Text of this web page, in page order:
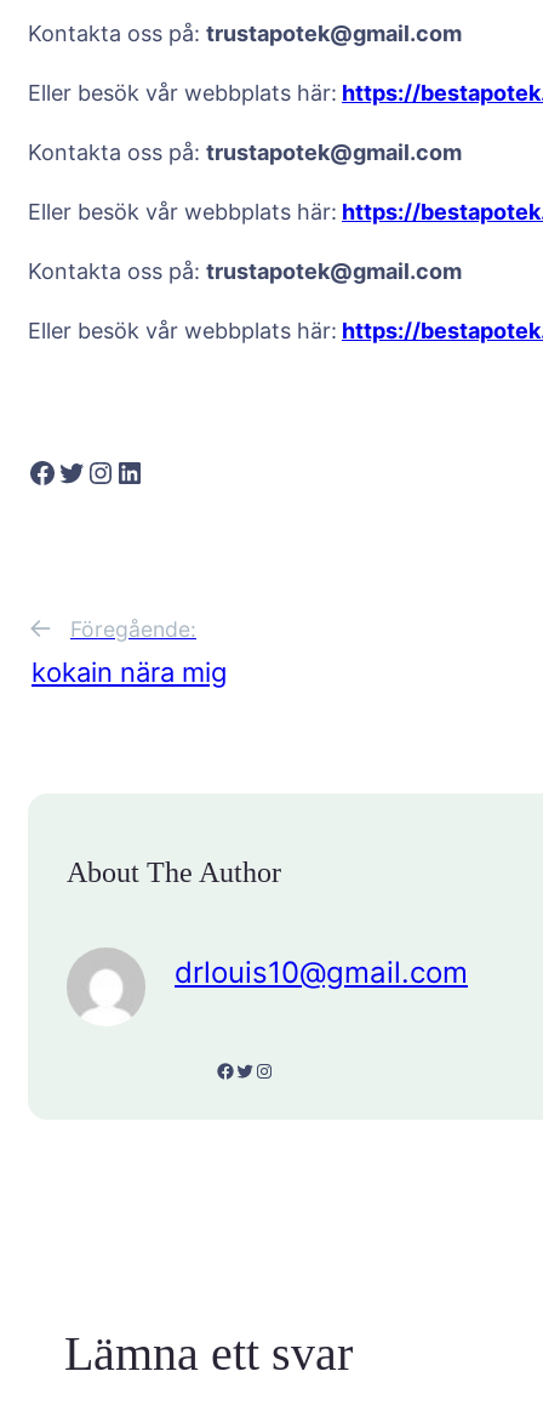
Kontakta oss på: trustapotek@gmail.com
Eller besök vår webbplats här: https://
Kontakta oss på: trustapotek@gmail.com
Eller besök vår webbplats här: https://
Kontakta oss på: trustapotek@gmail.com
Eller besök vår webbplats här: https://
Facebook Twitter Instagram LinkedIn
← Föregående:
kokain nära mig
About The Author
drlouis10@gmail.com
Facebook Twitter Instagram
Lämna ett svar